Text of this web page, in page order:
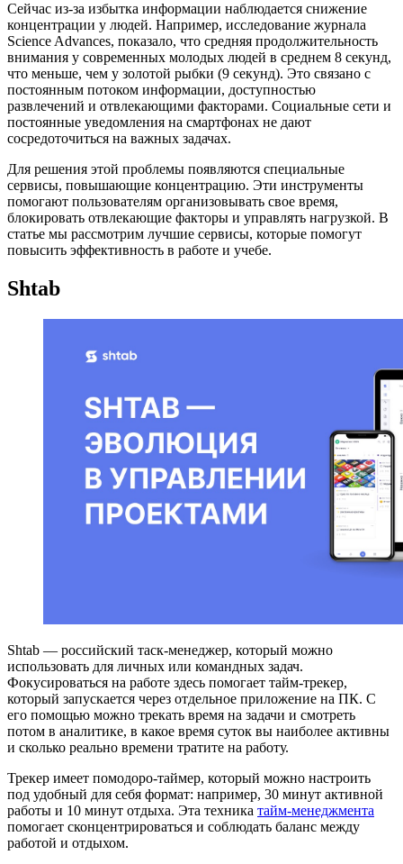
Сейчас из-за избытка информации наблюдается снижение
концентрации у людей. Например, исследование журнала
Science Advances, показало, что средняя продолжительность
внимания у современных молодых людей в среднем 8 секунд,
что меньше, чем у золотой рыбки (9 секунд). Это связано с
постоянным потоком информации, доступностью
развлечений и отвлекающими факторами. Социальные сети и
постоянные уведомления на смартфонах не дают
сосредоточиться на важных задачах.
Для решения этой проблемы появляются специальные
сервисы, повышающие концентрацию. Эти инструменты
помогают пользователям организовывать свое время,
блокировать отвлекающие факторы и управлять нагрузкой. В
статье мы рассмотрим лучшие сервисы, которые помогут
повысить эффективность в работе и учебе.
Shtab
Shtab — российский таск-менеджер, который можно
использовать для личных или командных задач.
Фокусироваться на работе здесь помогает тайм-трекер,
который запускается через отдельное приложение на ПК. С
его помощью можно трекать время на задачи и смотреть
потом в аналитике, в какое время суток вы наиболее активны
и сколько реально времени тратите на работу.
Трекер имеет помодоро-таймер, который можно настроить
под удобный для себя формат: например, 30 минут активной
работы и 10 минут отдыха. Эта техника тайм-менеджмента
помогает сконцентрироваться и соблюдать баланс между
работой и отдыхом.